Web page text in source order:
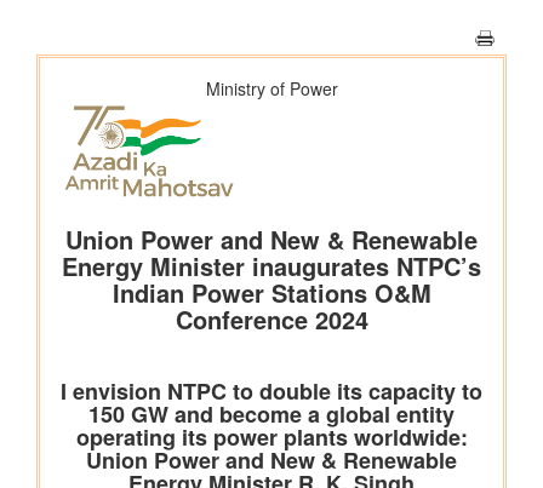
प्रधानमंत्री श्री नरेन्द्र मोदी ने आईआईटी दिल्ली के 57वें दीक्षांत समारोह को
संबोधित किया
इलेक्ट्रानिक्स एवं आईटी मंत्रालय
डिजिलॉकर ने एएईआरआई के साथ साझेदारी करके ऑस्ट्रेलिया जाने वाले
भारतीय छात्रों के लिए दस्तावेज़ सत्यापन प्रक्रिया को तेज़ किया है
विधि एवं न्‍याय मंत्रालय
प्रेस नोट